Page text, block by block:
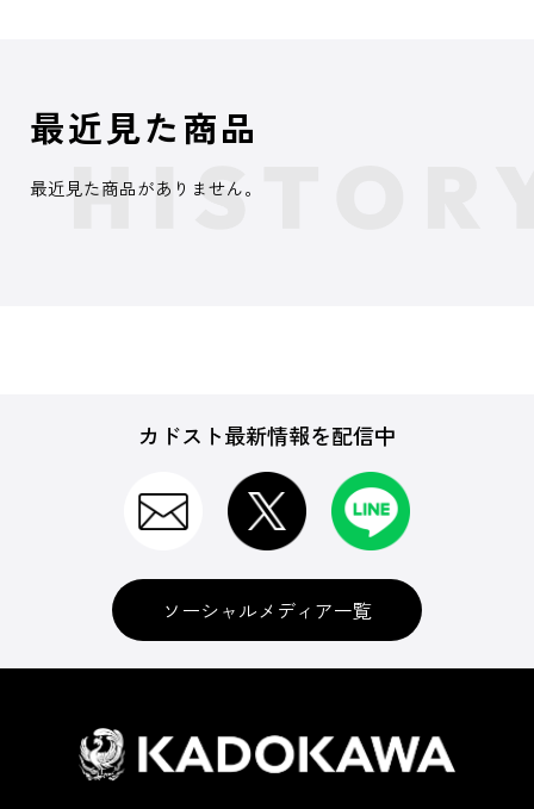
最近見た商品
最近見た商品がありません。
カドスト最新情報を配信中
ソーシャルメディア一覧